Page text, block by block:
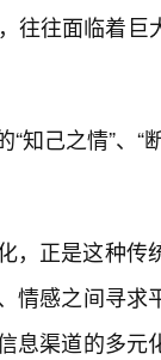
往往面临着
“知己之情”、
，正是这种
情感之间寻
息渠道的多